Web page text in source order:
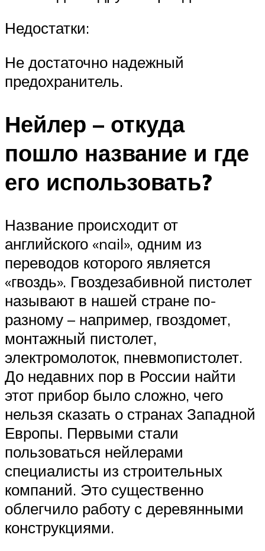
Недостатки:
Не достаточно надежный
предохранитель.
Нейлер – откуда
пошло название и где
его использовать?
Название происходит от
английского «nail», одним из
переводов которого является
«гвоздь». Гвоздезабивной пистолет
называют в нашей стране по-
разному – например, гвоздомет,
монтажный пистолет,
электромолоток, пневмопистолет.
До недавних пор в России найти
этот прибор было сложно, чего
нельзя сказать о странах Западной
Европы. Первыми стали
пользоваться нейлерами
специалисты из строительных
компаний. Это существенно
облегчило работу с деревянными
конструкциями.